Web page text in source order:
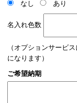
なし あり
名入れ色数
（オプションサービ
になります）
ご希望納期